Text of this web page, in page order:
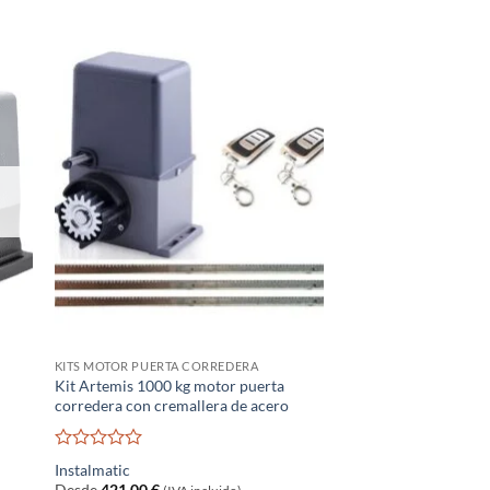
KITS MOTOR PUERTA CORREDERA
Kit Artemis 1000 kg motor puerta
corredera con cremallera de acero
Valorado
con
Instalmatic